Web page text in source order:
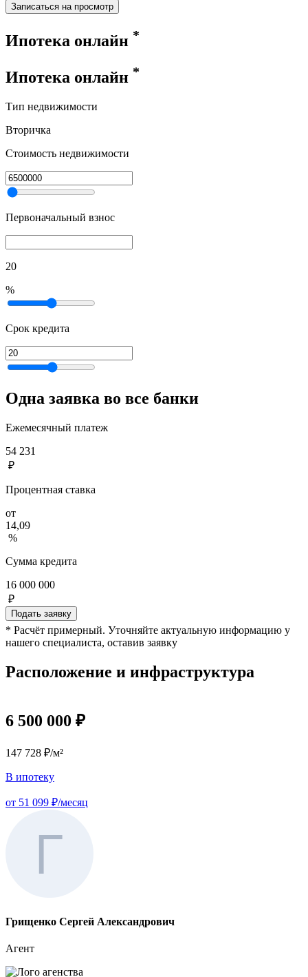
Записаться на просмотр
Ипотека онлайн *
Ипотека онлайн *
Тип недвижимости
Вторичка
Стоимость недвижимости
Первоначальный взнос
20
%
Срок кредита
Одна заявка во все банки
Ежемесячный платеж
54 231
₽
Процентная ставка
от
14,09
%
Сумма кредита
16 000 000
₽
Подать заявку
* Расчёт примерный. Уточняйте актуальную информацию у
нашего специалиста, оставив заявку
Расположение и инфраструктура
6 500 000 ₽
147 728 ₽/м²
В ипотеку
от 51 099 ₽/месяц
Грищенко Сергей Александрович
Агент